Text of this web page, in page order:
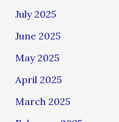
July 2025
June 2025
May 2025
April 2025
March 2025